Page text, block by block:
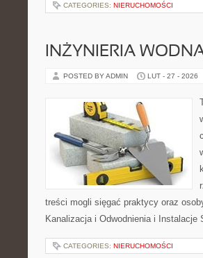
CATEGORIES: NIERUCHOMOŚCI
INŻYNIERIA
POSTED BY ADMIN LUT - 27 - 2026
treści mogli sięgać praktycy oraz
Kanalizacja i Odwodnienia i
CATEGORIES: NIERUCHOMOŚCI